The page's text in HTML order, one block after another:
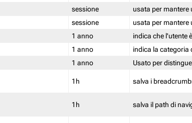
sessione
usata per mantere
sessione
usata per mantere
1 anno
indica che l'utente
1 anno
indica la categoria
1 anno Usato per
1h salva i
1h salva il path di